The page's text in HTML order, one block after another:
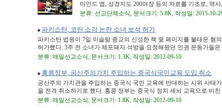
마인드 맵, 성경지도 200여장 등의 자료를 기초로, 역
분류: 선교단체소식, 문서크기: 5.8K, 작성일: 2015-10-
파키스탄, 코란 소각 논란 소녀 보석 허가
파키스탄 법원이 7일 이슬람 종교의 신성한 책 몇 페이지를 불태운 혐
허가했다. 3주 전 소녀가 체포돼자 석방을 요청해왔던 인권 운동가들은
분류: 매일선교소식, 문서크기: 1.3K, 작성일: 2012-09-10
홍콩정부, 공산주의가치 주입하는 중국식국민교육 도입 취소
공산주의 가치관을 주입하는 중국식 국민 교육에 반대하는 시위 사태
을 전격 취소하기로 했다. 홍콩 정부는 중국식 정치 세뇌 교육으로 비친
분류: 매일선교소식, 문서크기: 1.8K, 작성일: 2012-09-10